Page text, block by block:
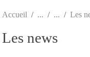
Accueil Les
Les news